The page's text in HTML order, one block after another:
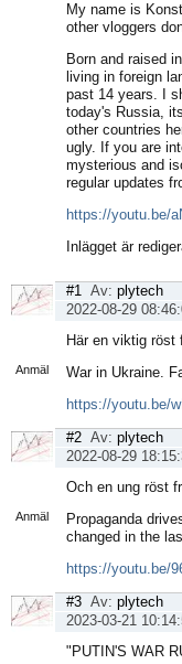
My name is
other vloggers
Born and raised
living in foreign
past 14 years. I
today's Russia,
other countries
ugly. If you are
mysterious and
regular updates
https://youtu.be/
Inlägget är
Anmäl
#1 Av: plytech
2022-08-29
Här en viktig röst
War in Ukraine.
https://youtu.be/
Anmäl
#2 Av: plytech
2022-08-29
Och en ung röst
Propaganda
changed in the
https://youtu.be/
#3 Av: plytech
2023-03-21
"PUTIN'S WAR